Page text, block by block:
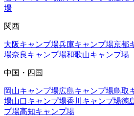
場
関西
大阪キャンプ場兵庫キャンプ場京都
場奈良 キャンプ場和歌山キャンプ場
中国・四国
岡山キャンプ場広島キャンプ場鳥取
場山口キャンプ場香川 キャンプ場徳
プ場高知キャンプ場